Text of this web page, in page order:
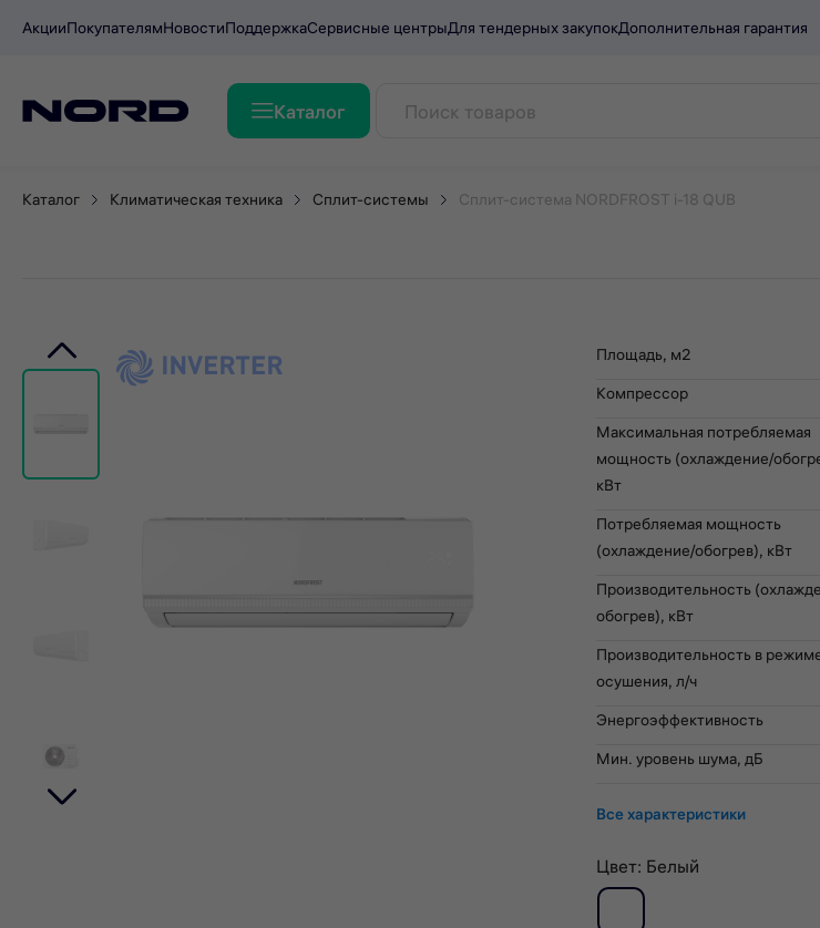
АкцииПокупателямНовостиПоддержкаСервисные центрыДля тендерных закупокДополнительная гарантия
Каталог
Каталог Климатическая техника Сплит-системы Сплит-система NORDFROST i-18 QUB
Площадь, м2
Компрессор
Максимальная потребляемая
мощность (охлаждение/
кВт
Потребляемая мощность
(охлаждение/обогрев), кВт
Производительность
обогрев), кВт
Производительность в
осушения, л/ч
Энергоэффективность
Мин. уровень шума, дБ
Все характеристики
Цвет: Белый